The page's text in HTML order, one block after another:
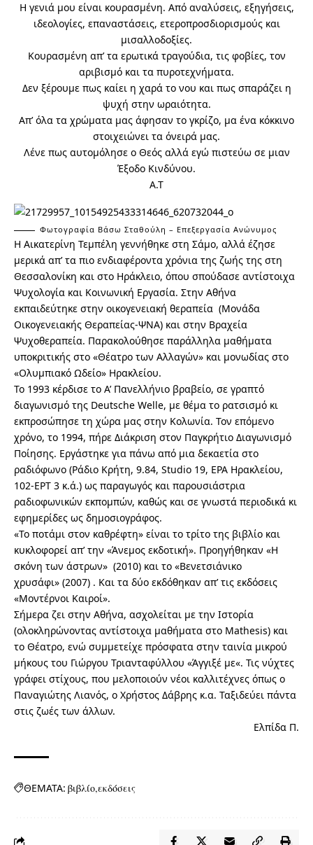
Η γενιά μου είναι κουρασμένη. Από αναλύσεις, εξηγήσεις,
ιδεολογίες, επαναστάσεις, ετεροπροσδιορισμούς και
μισαλλοδοξίες.
Κουρασμένη απ’ τα ερωτικά τραγούδια, τις φοβίες, τον
αριβισμό και τα πυροτεχνήματα.
Δεν ξέρουμε πως καίει η χαρά το νου και πως σπαράζει η
ψυχή στην ωραιότητα.
Απ’ όλα τα χρώματα μας άφησαν το γκρίζο, μα ένα κόκκινο
στοιχειώνει τα όνειρά μας.
Λένε πως αυτομόλησε ο Θεός αλλά εγώ πιστεύω σε μιαν
Έξοδο Κινδύνου.
Α.Τ
Φωτογραφία Βάσω Σταθούλη – Επεξεργασία Ανώνυμος
Η Αικατερίνη Τεμπέλη γεννήθηκε στη Σάμο, αλλά έζησε
μερικά απ’ τα πιο ενδιαφέροντα χρόνια της ζωής της στη
Θεσσαλονίκη και στο Ηράκλειο, όπου σπούδασε αντίστοιχα
Ψυχολογία και Κοινωνική Εργασία. Στην Αθήνα
εκπαιδεύτηκε στην οικογενειακή θεραπεία (Μονάδα
Οικογενειακής Θεραπείας-ΨΝΑ) και στην Bραχεία
Ψυχοθεραπεία. Παρακολούθησε παράλληλα μαθήματα
υποκριτικής στο «Θέατρο των Αλλαγών» και μονωδίας στο
«Ολυμπιακό Ωδείο» Ηρακλείου.
Το 1993 κέρδισε το Α’ Πανελλήνιο βραβείο, σε γραπτό
διαγωνισμό της Deutsche Welle, με θέμα το ρατσισμό κι
εκπροσώπησε τη χώρα μας στην Κολωνία. Τον επόμενο
χρόνο, το 1994, πήρε Διάκριση στον Παγκρήτιο Διαγωνισμό
Ποίησης. Εργάστηκε για πάνω από μια δεκαετία στο
ραδιόφωνο (Ράδιο Κρήτη, 9.84, Studio 19, ΕΡΑ Ηρακλείου,
102-ΕΡΤ 3 κ.ά.) ως παραγωγός και παρουσιάστρια
ραδιοφωνικών εκπομπών, καθώς και σε γνωστά περιοδικά κι
εφημερίδες ως δημοσιογράφος.
«Το ποτάμι στον καθρέφτη» είναι το τρίτο της βιβλίο και
κυκλοφορεί απ’ την «Άνεμος εκδοτική». Προηγήθηκαν «Η
σκόνη των άστρων» (2010) και το «Βενετσιάνικο
χρυσάφι» (2007) . Και τα δύο εκδόθηκαν απ’ τις εκδόσεις
«Μοντέρνοι Καιροί».
Σήμερα ζει στην Αθήνα, ασχολείται με την Ιστορία
(ολοκληρώνοντας αντίστοιχα μαθήματα στο Μathesis) και
το Θέατρο, ενώ συμμετείχε πρόσφατα στην ταινία μικρού
μήκους του Γιώργου Τριανταφύλλου «Άγγιξέ με«. Τις νύχτες
γράφει στίχους, που μελοποιούν νέοι καλλιτέχνες όπως ο
Παναγιώτης Λιανός, ο Χρήστος Δάβρης κ.α. Ταξιδεύει πάντα
στις ζωές των άλλων.
Ελπίδα Π.
ΘΕΜΑΤΑ: βιβλίο εκδόσεις